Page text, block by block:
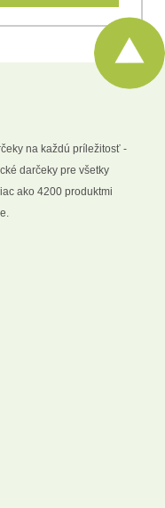
na každú príležitosť -
darčeky pre všetky
ako 4200 produktmi